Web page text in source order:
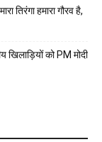
तिरंगा हमारा गौरव है,
खिलाड़ियों को PM मोदी